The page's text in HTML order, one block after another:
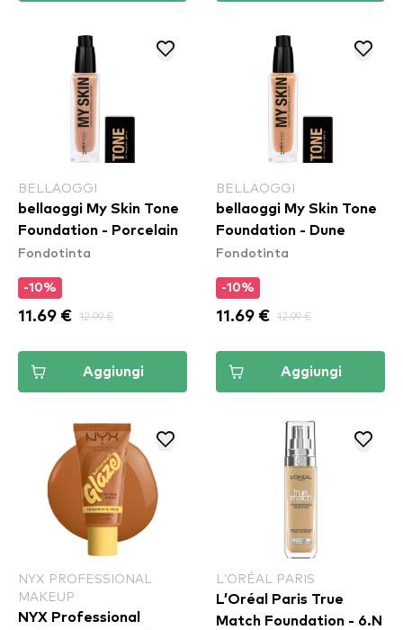
BELLAOGGI
bellaoggi My Skin Tone
Foundation - Porcelain
Fondotinta
-10%
11.69 € 12.99 €
Aggiungi
BELLAOGGI
bellaoggi My Skin Tone
Foundation - Dune
Fondotinta
-10%
11.69 € 12.99 €
Aggiungi
NYX PROFESSIONAL
MAKEUP
NYX Professional
L’ORÉAL PARIS
L’Oréal Paris True
Match Foundation - 6.N